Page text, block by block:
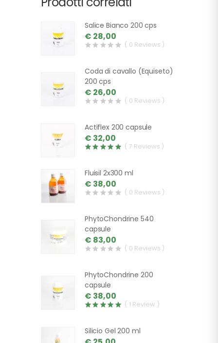
Salice Bianco 200 cps
€ 28,00
( 0 Reviews )
Coda di cavallo (Equiseto)
200 cps
€ 26,00
( 0 Reviews )
Actiflex 200 capsule
€ 32,00
( 7 Reviews )
Fluisil 2x300 ml
€ 38,00
( 0 Reviews )
PhytoChondrine 540
capsule
€ 83,00
( 0 Reviews )
PhytoChondrine 200
capsule
€ 38,00
( 1 Review )
Silicio Gel 200 ml